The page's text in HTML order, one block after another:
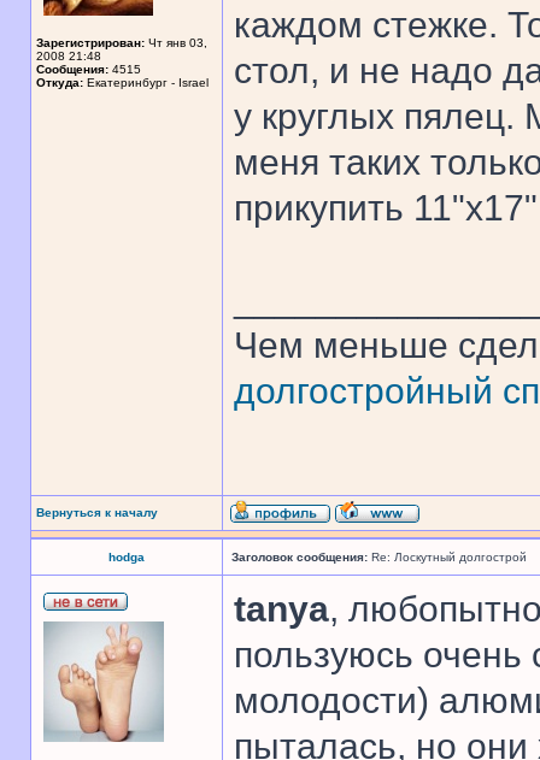
Зарегистрирован: Чт янв 03,
2008 21:48
Сообщения: 4515
Откуда: Екатеринбург - Israel
каждом стежке.
стол, и не надо
у круглых пялец.
меня таких
прикупить
Чем меньше
долгостройный
Вернуться к началу
hodga Заголовок сообщения: Re: Лоскутный долгострой
tanya,
пользуюсь
молодости)
пыталась, но